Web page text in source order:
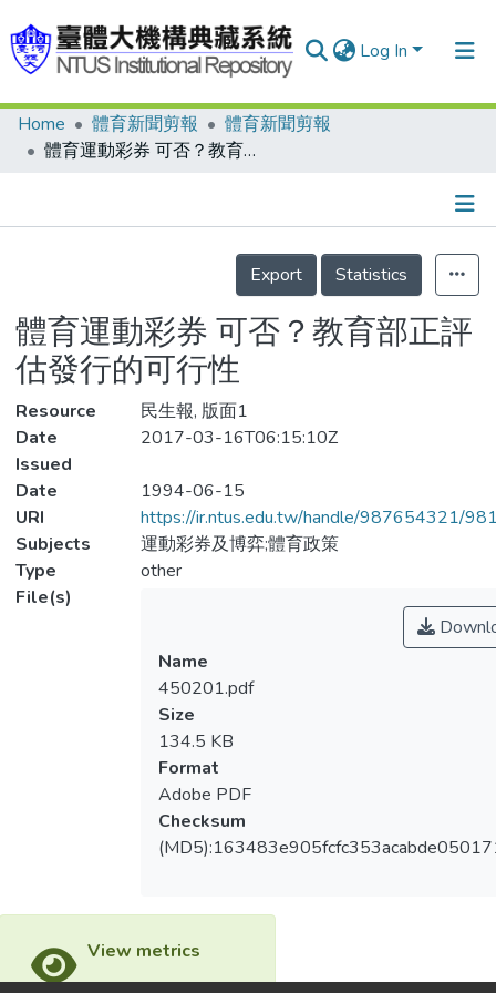
Log In
Communities & Collections
Statistics
Home 體育新聞剪報
體育新聞剪報
體育運動彩券 可否？教育部正評估發行的可行性
Details
Export
Statistics
體育運動彩券 可否？教育部正評
估發行的可行性
Resource
民生報, 版面1
Date
Issued
2017-03-16T06:15:10Z
Date
1994-06-15
URI
https://ir.ntus.edu.tw/handle/987654321/
Subjects
運動彩券及博弈;體育政策
Type
other
File(s)
Name
450201.pdf
Size
134.5 KB
Format
Adobe PDF
Checksum
View metrics